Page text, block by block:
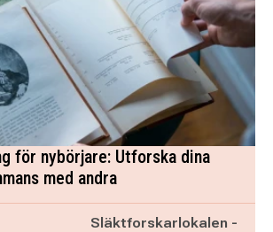
för nybörjare: Utforska dina
med andra
Släktforskarlokalen -